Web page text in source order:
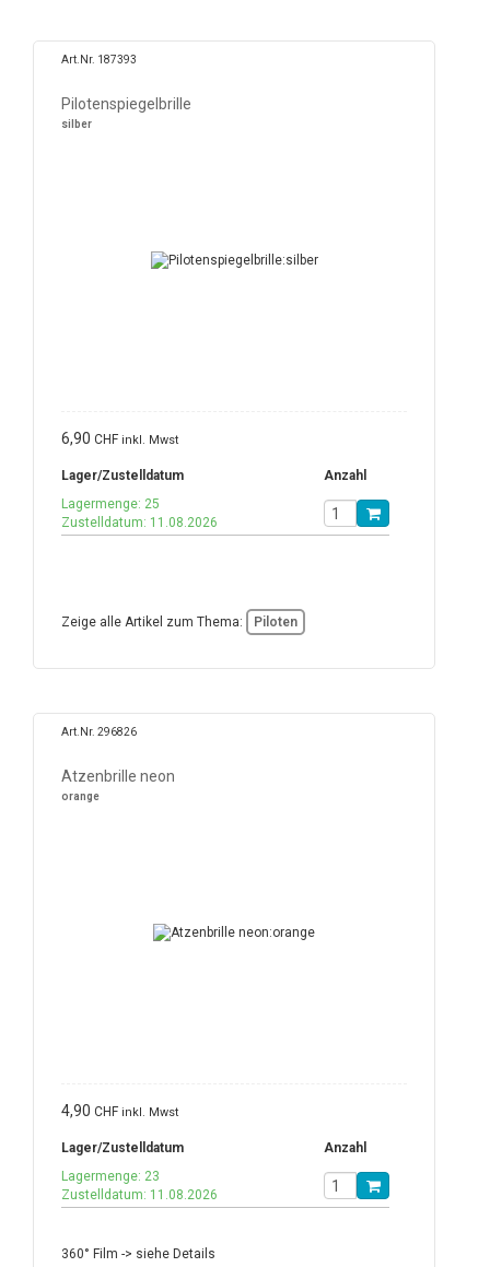
Art.Nr. 187393
Pilotenspiegelbrille
silber
6,90 CHF inkl. Mwst
Lager/Zustelldatum
Anzahl
Lagermenge: 25
Zustelldatum: 11.08.2026
Zeige alle Artikel zum Thema: Piloten
Art.Nr. 296826
Atzenbrille neon
orange
4,90 CHF inkl. Mwst
Lager/Zustelldatum
Anzahl
Lagermenge: 23
Zustelldatum: 11.08.2026
360° Film -> siehe Details